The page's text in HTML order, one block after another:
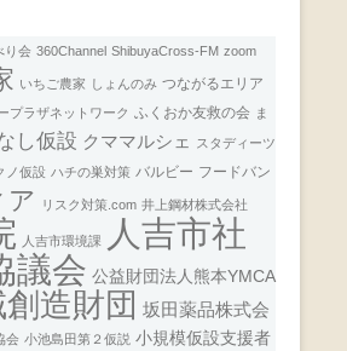
り会 360Channel ShibuyaCross-FM zoom
いちご農家 しょんのみ つながるエリア
プラザネットワーク ふくおか友救の会 ま
し仮設 クママルシェ
スタディーツ
ノ仮設 ハチの巣対策 バルビー フードバン
ア リスク対策.com 井上鋼材株式会社
人吉市環境課
人吉市社
議会 公益財団法人熊本YMCA
造財団 坂田薬品株式会
会 小池島田第２仮説 小規模仮設支援者